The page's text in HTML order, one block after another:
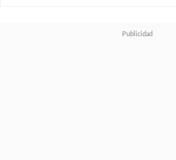
confirmando los